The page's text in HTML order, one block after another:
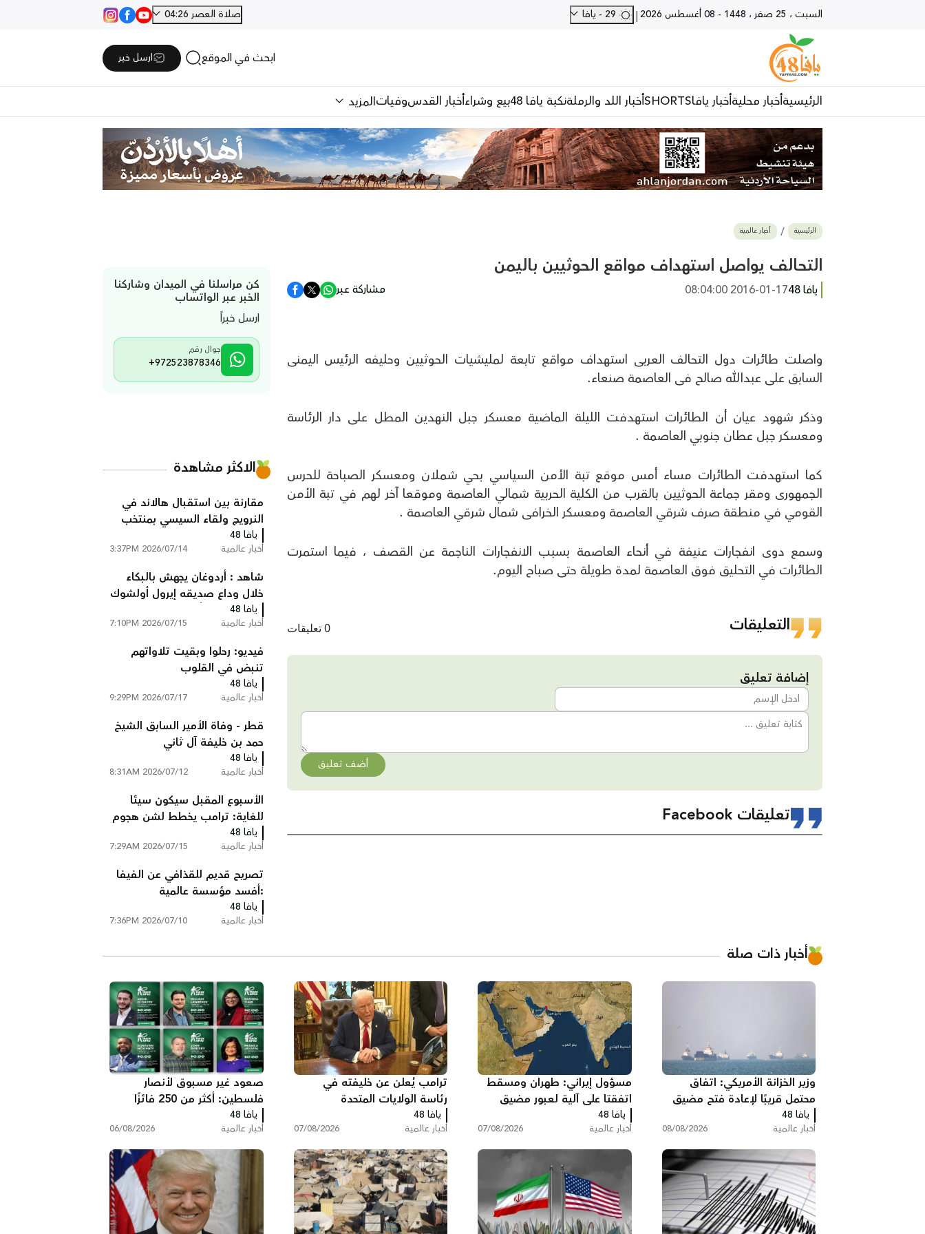
السبت ، 25 صفر ، 1448 - 08 أغسطس 2026 | صلاة العصر 04:26
ابحث في الموقع ارسل خبر
الرئيسيةأخبار محليةأخبار يافاSHORTSأخبار اللد والرملةنكبة يافا 48 بيع وشراءأخبار القدسوفياتالمزيد
الرئيسية أخبار عالمية
التحالف يواصل استهداف مواقع الحوثيين باليمن
يافا 48 2016-01-17 08:04:00 مشاركة عبر
واصلت طائرات دول التحالف العربى استهداف مواقع تابعة لمليشيات الحوثيين وحليفه الرئيس اليمنى
السابق على عبدالله صالح فى العاصمة صنعاء.
وذكر شهود عيان أن الطائرات استهدفت الليلة الماضية معسكر جبل النهدين المطل على دار الرئاسة
ومعسكر جبل عطان جنوبي العاصمة .
كما استهدفت الطائرات مساء أمس موقع تبة الأمن السياسي بحي شملان ومعسكر الصباحة للحرس
الجمهورى ومقر جماعة الحوثيين بالقرب من الكلية الحربية شمالي العاصمة وموقعا آخر لهم في تبة الأمن
القومي في منطقة صرف شرقي العاصمة ومعسكر الخرافى شمال شرقي العاصمة .
وسمع دوى انفجارات عنيفة في أنحاء العاصمة بسبب الانفجارات الناجمة عن القصف ، فيما استمرت
الطائرات في التحليق فوق العاصمة لمدة طويلة حتى صباح اليوم.
التعليقات 0 تعليقات
إضافة تعليق
أضف تعليق
تعليقات Facebook
كن مراسلنا في الميدان وشاركنا
الخبر عبر الواتساب
ارسل خبراً
جوال رقم
+972523878346
الاكثر مشاهدة
مقارنة بين استقبال هالاند في
النرويج ولقاء السيسي بمنتخب
مصر
يافا 48
أخبار عالمية 2026/07/14 3:37PM
شاهد : أردوغان يجهش بالبكاء
خلال وداع صديقه إيرول أولشوك
ونجله اللذين قُتلا في محاولة
الانقلاب عام 2016
يافا 48
أخبار عالمية 2026/07/15 7:10PM
فيديو: رحلوا وبقيت تلاواتهم
تنبض في القلوب
يافا 48
أخبار عالمية 2026/07/17 9:29PM
قطر - وفاة الأمير السابق الشيخ
حمد بن خليفة آل ثاني
يافا 48
أخبار عالمية 2026/07/12 8:31AM
الأسبوع المقبل سيكون سيئا
للغاية: ترامب يخطط لشن هجوم
واسع النطاق على إيران
يافا 48
أخبار عالمية 2026/07/15 7:29AM
تصريح قديم للقذافي عن الفيفا
:أفسد مؤسسة عالمية
يافا 48
أخبار عالمية 2026/07/10 7:36PM
أخبار ذات صلة
وزير الخزانة الأمريكي: اتفاق
محتمل قريبًا لإعادة فتح مضيق
هرمز وخفض أسعار الطاقة
يافا 48
أخبار عالمية 08/08/2026
مسؤول إيراني: طهران ومسقط
اتفقتا على آلية لعبور مضيق
هرمز تتضمن رسوم خدماتية
يافا 48
أخبار عالمية 07/08/2026
ترامب يُعلن عن خليفته في
رئاسة الولايات المتحدة
يافا 48
أخبار عالمية 07/08/2026
صعود غير مسبوق لأنصار
فلسطين: أكثر من 250 فائزًا
بينهم 35 في الكونغرس
يافا 48
أخبار عالمية 06/08/2026